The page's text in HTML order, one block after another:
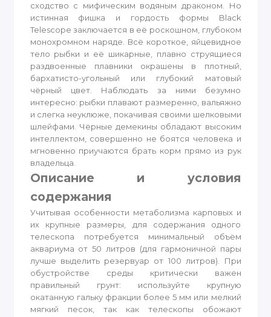
сходство с мифическим водяным драконом. Но
истинная фишка и гордость формы Black
Telescope заключается в её роскошном, глубоком
монохромном наряде. Всё короткое, яйцевидное
тело рыбки и её шикарные, плавно струящиеся
раздвоенные плавники окрашены в плотный,
бархатисто-угольный или глубокий матовый
чёрный цвет. Наблюдать за ними безумно
интересно: рыбки плавают размеренно, вальяжно
и слегка неуклюже, покачивая своими шелковыми
шлейфами. Чёрные демекины обладают высоким
интеллектом, совершенно не боятся человека и
мгновенно приучаются брать корм прямо из рук
владельца.
Описание и условия
содержания
Учитывая особенности метаболизма карповых и
их крупные размеры, для содержания одного
телескопа потребуется минимальный объём
аквариума от 50 литров (для гармоничной пары
лучше выделить резервуар от 100 литров). При
обустройстве среды критически важен
правильный грунт: используйте крупную
окатанную гальку фракции более 5 мм или мелкий
мягкий песок, так как телескопы обожают